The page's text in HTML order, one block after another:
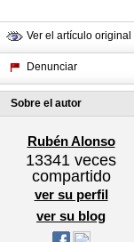
Ver el artículo original
Denunciar
Sobre el autor
Rubén Alonso
13341 veces
compartido
ver su perfil
ver su blog